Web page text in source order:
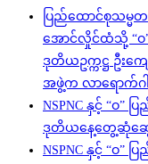
ပြည်ထောင်စုသမ္မတ
အောင်လှိုင်ထံသို့ “ဝ
ဒုတိယဥက္ကဋ္ဌ ဦး
အဖွဲ့က လာရောက်ဂ
NSPNC နှင့် “ဝ”
ဒုတိယနေ့တွေ့ဆုံဆွေး
NSPNC နှင့် “ဝ”